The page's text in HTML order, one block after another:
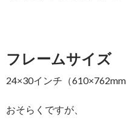
フレームサイズ
24×30インチ（610×762mm
おそらくですが、